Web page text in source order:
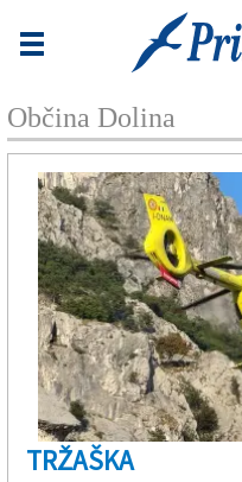
Novice
Goriška
Kultura
Šport
Vreme
V Kioskih
Občina Dolina
TRŽAŠKA